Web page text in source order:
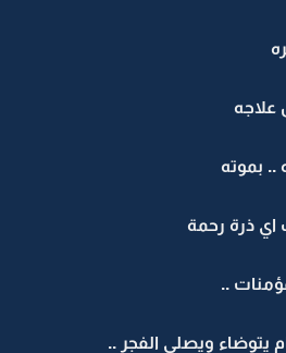
بموته
اي ذرة رحمة
..
يتوضاء ويصلي الفجر ..